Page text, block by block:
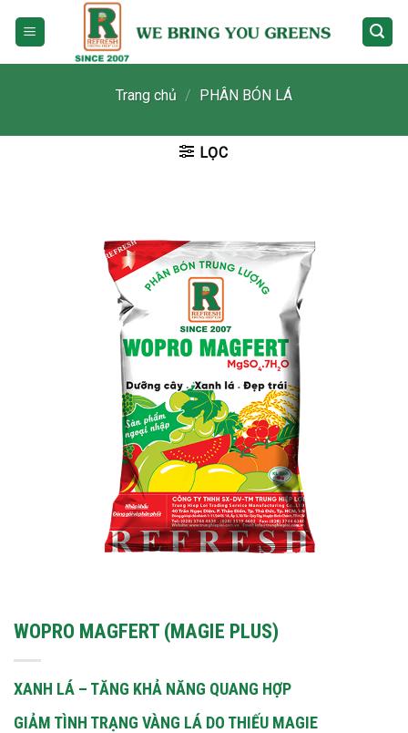
Trang chủ / PHÂN BÓN LÁ
LỌC
WOPRO MAGFERT (MAGIE PLUS)
XANH LÁ – TĂNG KHẢ NĂNG QUANG HỢP
GIẢM TÌNH TRẠNG VÀNG LÁ DO THIẾU MAGIE